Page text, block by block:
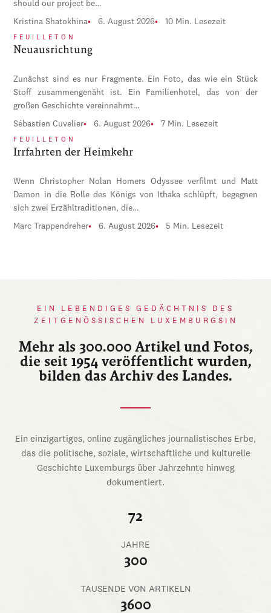
should our project be…
Kristina Shatokhina 6. August 2026 10 Min. Lesezeit
FEUILLETON
Neuausrichtung
Zunächst sind es nur Fragmente. Ein Foto, das wie ein Stück
Stoff zusammengenäht ist. Ein Familienhotel, das von der
großen Geschichte vereinnahmt…
Sébastien Cuvelier 6. August 2026 7 Min. Lesezeit
FEUILLETON
Irrfahrten der Heimkehr
Wenn Christopher Nolan Homers Odyssee verfilmt und Matt
Damon in die Rolle des Königs von Ithaka schlüpft, begegnen
sich zwei Erzähltraditionen, die…
Marc Trappendreher 6. August 2026 5 Min. Lesezeit
EIN LEBENDIGES GEDÄCHTNIS DES
ZEITGENÖSSISCHEN LUXEMBURGSIN
Mehr als 300.000 Artikel und Fotos,
die seit 1954 veröffentlicht wurden,
bilden das Archiv des Landes.
Ein einzigartiges, online zugängliches journalistisches Erbe,
das die politische, soziale, wirtschaftliche und kulturelle
Geschichte Luxemburgs über Jahrzehnte hinweg
dokumentiert.
72
JAHRE
300
TAUSENDE VON ARTIKELN
3600